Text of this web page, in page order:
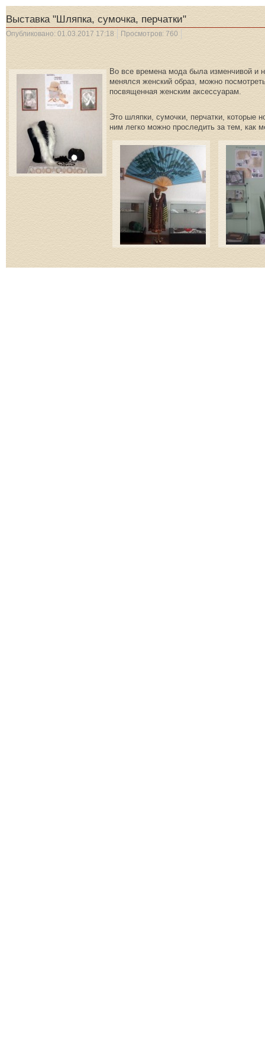
Выставка "Шляпка, сумочка, перчатки"
Опубликовано: 01.03.2017 17:18 Просмотров: 760
Во все времена мода была изменчивой и
менялся женский образ, можно
посвященная женским аксессуарам.
Это шляпки, сумочки, перчатки, которые
ним легко можно проследить за тем, как